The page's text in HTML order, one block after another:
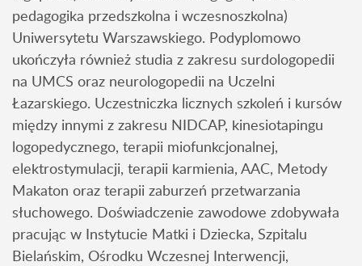
pedagogika przedszkolna i wczesnoszkolna)
Uniwersytetu Warszawskiego. Podyplomowo
ukończyła również studia z zakresu surdologopedii
na UMCS oraz neurologopedii na Uczelni
Łazarskiego. Uczestniczka licznych szkoleń i kursów
między innymi z zakresu NIDCAP, kinesiotapingu
logopedycznego, terapii miofunkcjonalnej,
elektrostymulacji, terapii karmienia, AAC, Metody
Makaton oraz terapii zaburzeń przetwarzania
słuchowego. Doświadczenie zawodowe zdobywała
pracując w Instytucie Matki i Dziecka, Szpitalu
Bielańskim, Ośrodku Wczesnej Interwencji,